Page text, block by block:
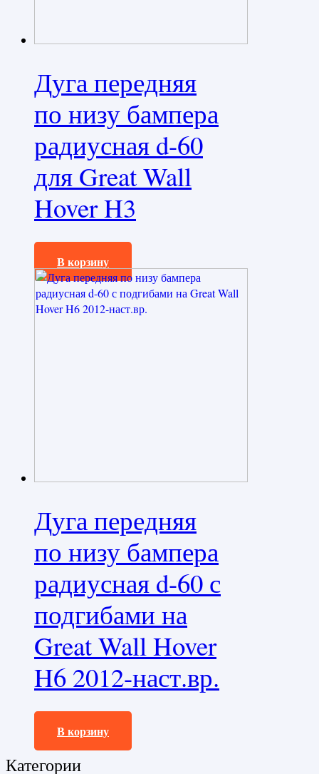
Дуга передняя
по низу бампера
радиусная d-60
для Great Wall
Hover H3
19080,0₽
В корзину
Дуга передняя
по низу бампера
радиусная d-60 с
подгибами на
Great Wall Hover
H6 2012-наст.вр.
19080,0₽
В корзину
Категории